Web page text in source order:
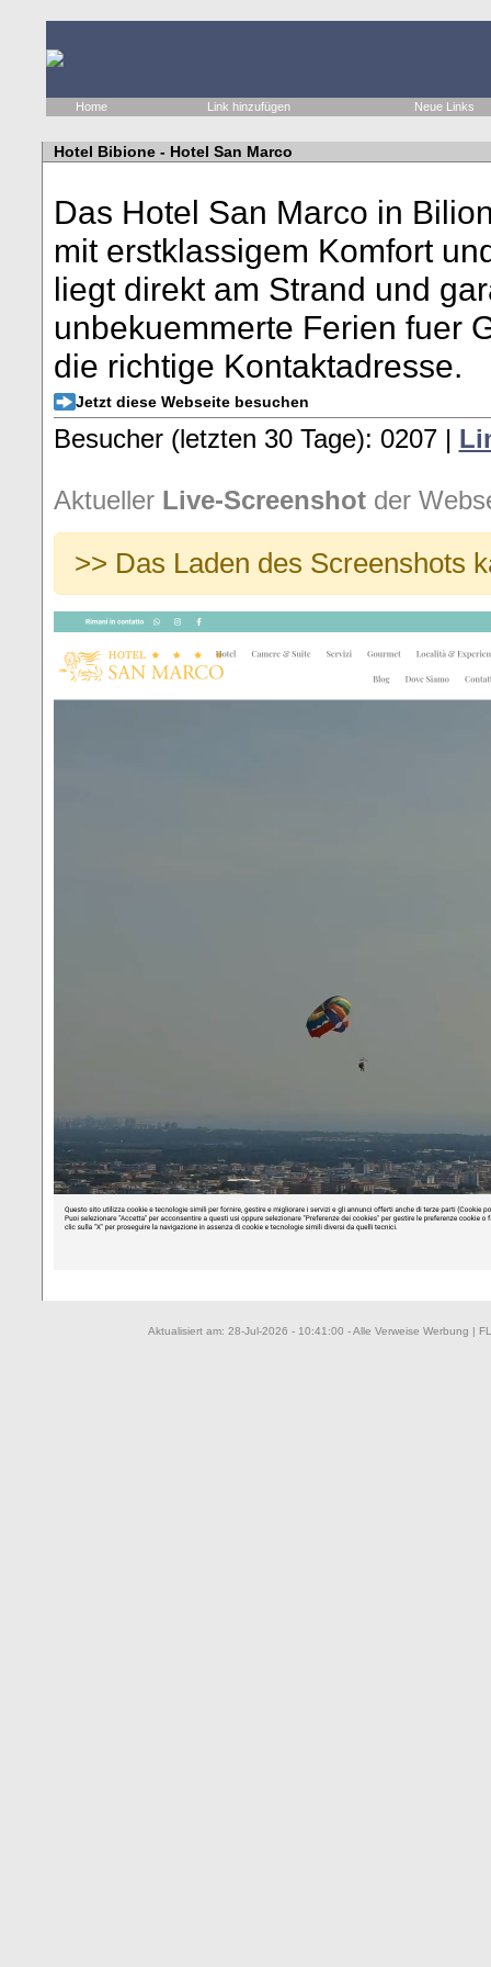
Home Link hinzufügen Neue Links
Hotel Bibione - Hotel San Marco
Das Hotel San Marco in
mit erstklassigem Komfort
liegt direkt am Strand und
unbekuemmerte Ferien fuer
die richtige Kontaktadresse.
Jetzt diese Webseite besuchen
Besucher (letzten 30 Tage): 0207 |
Aktueller Live-Screenshotder
>> Das Laden des Screenshots
Aktualisiert am: 28-Jul-2026 - 10:41:00 - Alle Verweise Werbung |